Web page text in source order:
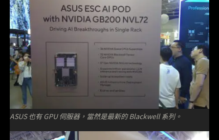
ASUS 也有 GPU 伺服器，當然是最新的 Blackwell 系列。